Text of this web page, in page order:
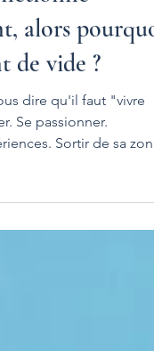
alors pourquoi
vide ?
dire qu'il faut "vivre
Se passionner.
Sortir de sa zone
signifie vivre ? Est-ce